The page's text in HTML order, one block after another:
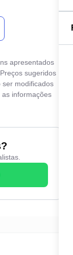
de liga leve
elétricos
com Regulagem
apresentados
sugeridos
ser modificados
informações